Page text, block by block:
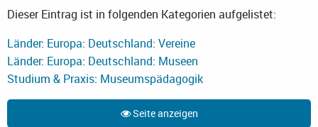
Dieser Eintrag ist in folgenden Kategorien aufgelistet:
Länder: Europa: Deutschland: Vereine
Länder: Europa: Deutschland: Museen
Studium & Praxis: Museumspädagogik
Seite anzeigen